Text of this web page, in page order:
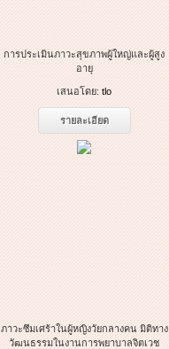
การประเมินภาวะสุขภาพผู้ใหญ่และผู้สูง
อายุ
เสนอโดย: tlo
รายละเอียด
ภาวะซึมเศร้าในผู้หญิงวัยกลางคน มิติทาง
วัฒนธรรมในงานการพยาบาลจิตเวช